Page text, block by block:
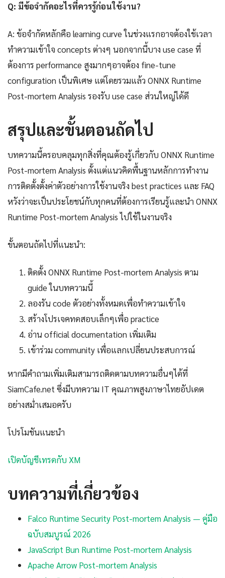
Q: มีข้อจำกัดอะไรที่ควรรู้ก่อนใช้งาน?
A: ข้อจำกัดหลักคือ learning curve ในช่วงแรกอาจต้องใช้เวลา
ทำความเข้าใจ concepts ต่างๆ นอกจากนี้บาง use case ที่
ต้องการ performance สูงมากๆอาจต้อง fine-tune
configuration เป็นพิเศษ แต่โดยรวมแล้ว ONNX Runtime
Post-mortem Analysis รองรับ use case ส่วนใหญ่ได้ดี
สรุปและขั้นตอนถัดไป
บทความนี้ครอบคลุมทุกสิ่งที่คุณต้องรู้เกี่ยวกับ ONNX Runtime
Post-mortem Analysis ตั้งแต่แนวคิดพื้นฐานหลักการทำงาน
การติดตั้งตั้งค่าตัวอย่างการใช้งานจริง best practices และ FAQ
หวังว่าจะเป็นประโยชน์กับทุกคนที่ต้องการเรียนรู้และนำ ONNX
Runtime Post-mortem Analysis ไปใช้ในงานจริง
ขั้นตอนถัดไปที่แนะนำ:
ติดตั้ง ONNX Runtime Post-mortem Analysis ตาม
guide ในบทความนี้
ลองรัน code ตัวอย่างทั้งหมดเพื่อทำความเข้าใจ
สร้างโปรเจคทดสอบเล็กๆเพื่อ practice
อ่าน official documentation เพิ่มเติม
เข้าร่วม community เพื่อแลกเปลี่ยนประสบการณ์
หากมีคำถามเพิ่มเติมสามารถติดตามบทความอื่นๆได้ที่
SiamCafe.net ซึ่งมีบทความ IT คุณภาพสูงภาษาไทยอัปเดต
อย่างสม่ำเสมอครับ
โปรโมชันแนะนำ
เปิดบัญชีเทรดกับ XM
บทความที่เกี่ยวข้อง
Falco Runtime Security Post-mortem Analysis — คู่มือ
ฉบับสมบูรณ์ 2026
JavaScript Bun Runtime Post-mortem Analysis
Apache Arrow Post-mortem Analysis